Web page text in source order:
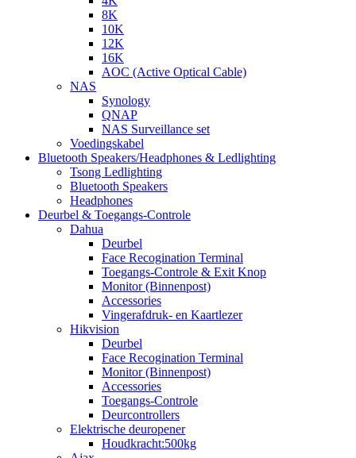
8K
10K
12K
16K
AOC (Active Optical Cable)
NAS
Synology
QNAP
NAS Surveillance set
Voedingskabel
Bluetooth Speakers/Headphones & Ledlighting
Tsong Ledlighting
Bluetooth Speakers
Headphones
Deurbel & Toegangs-Controle
Dahua
Deurbel
Face Recogination Terminal
Toegangs-Controle & Exit Knop
Monitor (Binnenpost)
Accessories
Vingerafdruk- en Kaartlezer
Hikvision
Deurbel
Face Recogination Terminal
Monitor (Binnenpost)
Accessories
Toegangs-Controle
Deurcontrollers
Elektrische deuropener
Houdkracht:500kg